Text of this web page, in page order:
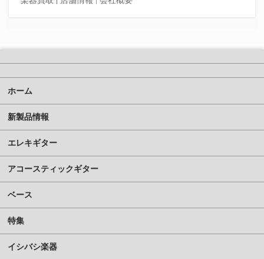
ホーム
新製品情報
エレキギター
アコースティックギター
ベース
特集
イシバシ楽器